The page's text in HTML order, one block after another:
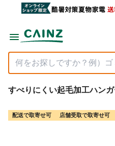
すべりにくい起毛加工ハン
配送で取寄せ可 店舗受取で取寄せ可